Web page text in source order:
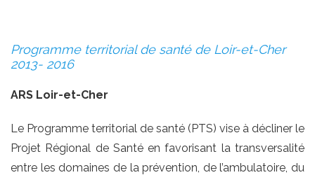
Programme territorial de santé de Loir-et-Cher
2013- 2016
ARS Loir-et-Cher
Le Programme territorial de santé (PTS) vise à décliner le
Projet Régional de Santé en favorisant la transversalité
entre les domaines de la prévention, de l’ambulatoire, du